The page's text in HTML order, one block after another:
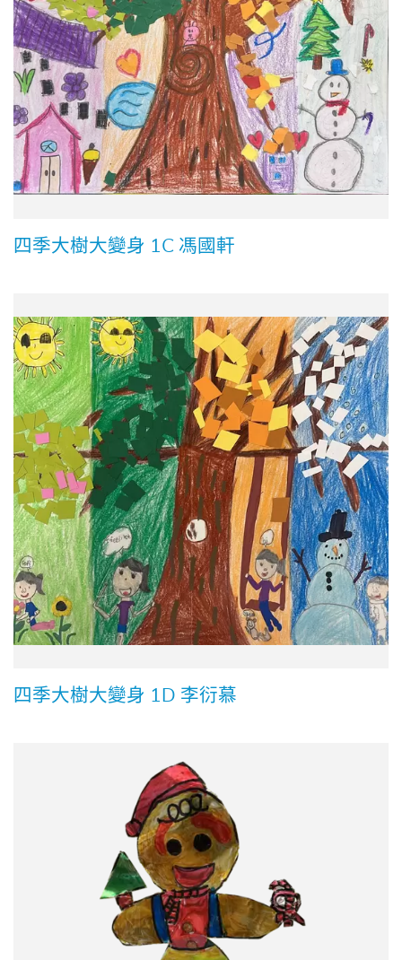
四季大樹大變身 1C 馮國軒
四季大樹大變身 1D 李衍慕